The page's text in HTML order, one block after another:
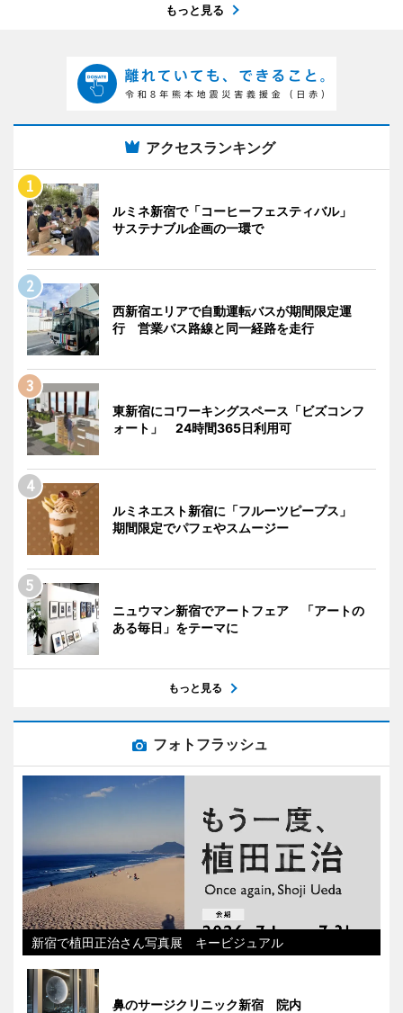
もっと見る
アクセスランキング
ルミネ新宿で「コーヒーフェスティバル」
サステナブル企画の一環で
西新宿エリアで自動運転バスが期間限定運
行 営業バス路線と同一経路を走行
東新宿にコワーキングスペース「ビズコンフ
ォート」 24時間365日利用可
ルミネエスト新宿に「フルーツピープス」
期間限定でパフェやスムージー
ニュウマン新宿でアートフェア 「アートの
ある毎日」をテーマに
もっと見る
フォトフラッシュ
新宿で植田正治さん写真展 キービジュアル
鼻のサージクリニック新宿 院内